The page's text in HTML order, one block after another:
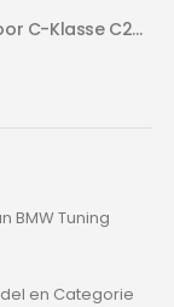
BMW Tuning
en Categorie
Achterbumper geschikt voor C-Klasse C205 A205 | & Hoogglans Diffuser in C63 AMG Style